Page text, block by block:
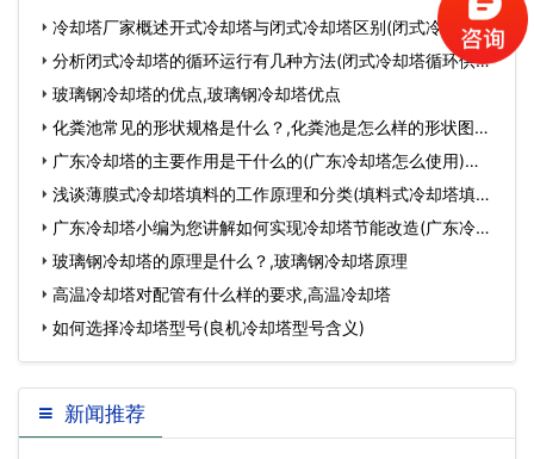
冷却塔厂家概述开式冷却塔与闭式冷却塔区别(闭式冷却塔与
开式冷却塔的…
分析闭式冷却塔的循环运行有几种方法(闭式冷却塔循环供水
系统)…
玻璃钢冷却塔的优点,玻璃钢冷却塔优点
化粪池常见的形状规格是什么？,化粪池是怎么样的形状图
片…广东冷却塔的主要作用是干什么的(广东冷却塔怎么使用)…
浅谈薄膜式冷却塔填料的工作原理和分类(填料式冷却塔填料
更换的标准)…
广东冷却塔小编为您讲解如何实现冷却塔节能改造(广东冷却
塔订购)…
玻璃钢冷却塔的原理是什么？,玻璃钢冷却塔原理
高温冷却塔对配管有什么样的要求,高温冷却塔
如何选择冷却塔型号(良机冷却塔型号含义)
新闻推荐